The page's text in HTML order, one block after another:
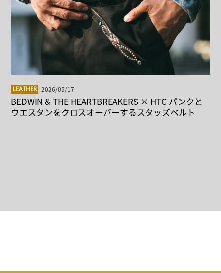
LEATHER 2026/05/17
BEDWIN & THE HEARTBREAKERS × HTC パンクと
ウエスタンをクロスオーバーするスタッズベルト